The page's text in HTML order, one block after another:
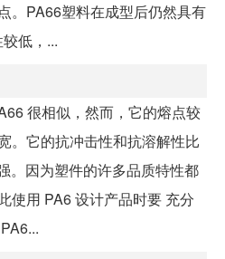
。PA66塑料在成型后仍然具有
低，...
很相似，然而，它的熔点较
。它的抗冲击性和抗溶解性比
。因为塑件的许多品质特性都
使用 PA6 设计产品时要 充分